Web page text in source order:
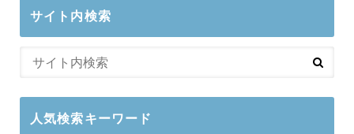
サイト内検索
人気検索キーワード